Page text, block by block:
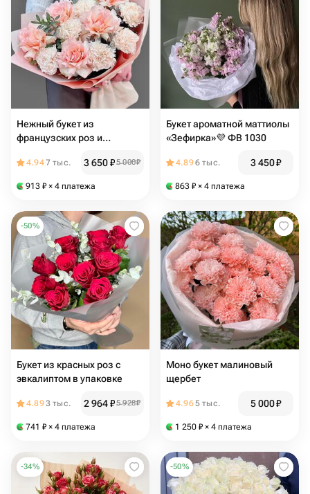
Нежный букет из
французских роз и
4.947 тыс. 3 650₽5 000₽
913 ₽ × 4 платежа
Букет ароматной маттиолы
«Зефирка»💜 ФВ 1030
4.896 тыс. 3 450₽
863 ₽ × 4 платежа
-50%
Букет из красных роз с
эвкалиптом в упаковке
4.893 тыс. 2 964₽5 928₽
741 ₽ × 4 платежа
Моно букет малиновый
щербет
4.965 тыс. 5 000₽
1 250 ₽ × 4 платежа
-34% -50%